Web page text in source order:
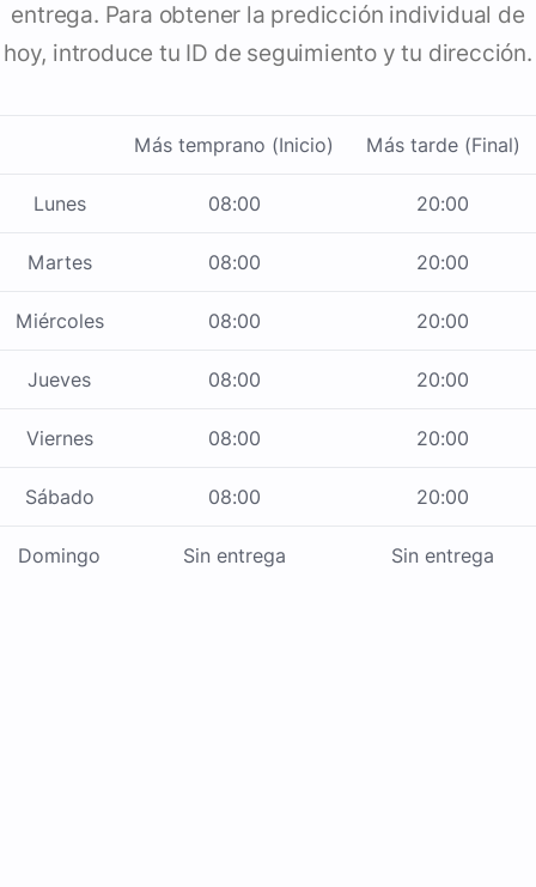
entrega. Para obtener la predicción individual de
hoy, introduce tu ID de seguimiento y tu dirección.
Más temprano (Inicio) Más tarde (Final)
Lunes 08:00 20:00
Martes 08:00 20:00
Miércoles 08:00 20:00
Jueves 08:00 20:00
Viernes 08:00 20:00
Sábado 08:00 20:00
Domingo Sin entrega Sin entrega